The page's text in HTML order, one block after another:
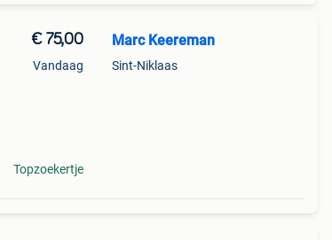
€ 75,00
Vandaag
Topzoekertje
Marc Keereman
Sint-Niklaas